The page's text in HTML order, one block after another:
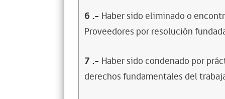
6 .- Haber sido eliminado o
Proveedores por resolución
7 .- Haber sido condenado por
derechos fundamentales del